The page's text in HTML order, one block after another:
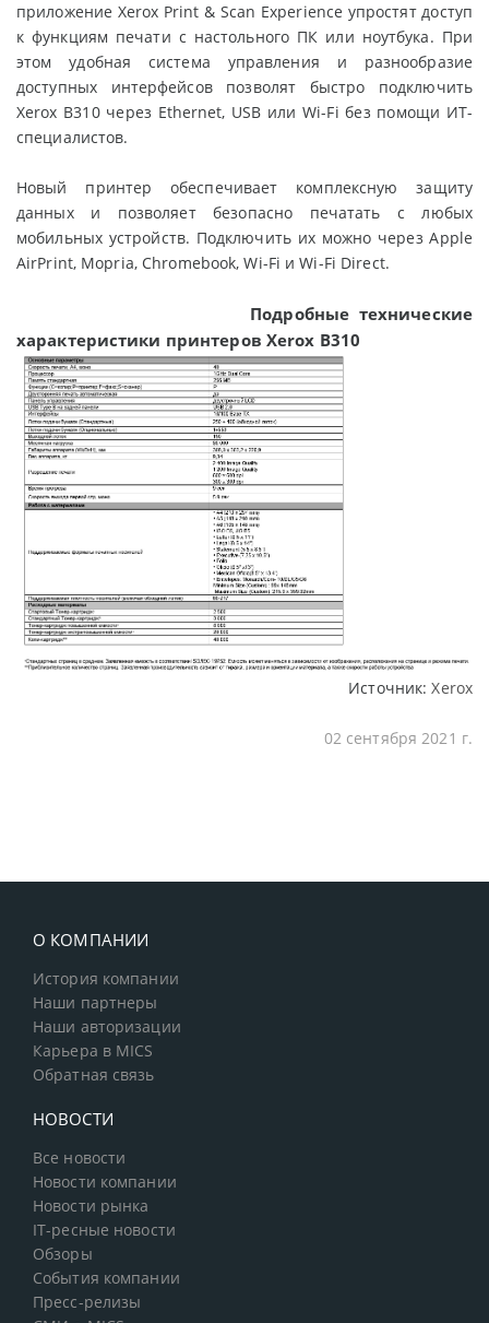
приложение Xerox Print & Scan Experience упростят доступ
к функциям печати с настольного ПК или ноутбука. При
этом удобная система управления и разнообразие
доступных интерфейсов позволят быстро подключить
Xerox B310 через Ethernet, USB или Wi-Fi без помощи ИТ-
специалистов.
Новый принтер обеспечивает комплексную защиту
данных и позволяет безопасно печатать с любых
мобильных устройств. Подключить их можно через Apple
AirPrint, Mopria, Chromebook, Wi-Fi и Wi-Fi Direct.
Подробные технические
характеристики принтеров Xerox B310
Источник:Xerox
02 сентября 2021 г.
О КОМПАНИИ
История компании
Наши партнеры
Наши авторизации
Карьера в MICS
Обратная связь
НОВОСТИ
Все новости
Новости компании
Новости рынка
IT-ресные новости
Обзоры
События компании
Пресс-релизы